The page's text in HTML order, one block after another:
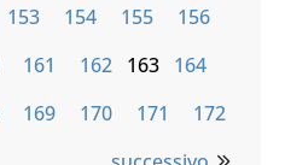
153 154 155
156
161 162 163 164
169 170 171
172